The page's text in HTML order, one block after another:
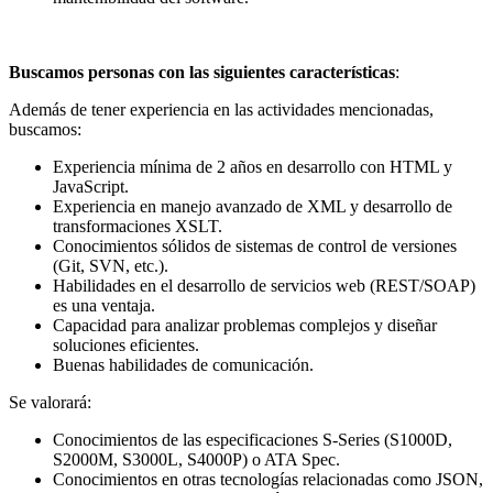
Buscamos personas con las siguientes características:
Además de tener experiencia en las actividades mencionadas,
buscamos:
Experiencia mínima de 2 años en desarrollo con HTML y
JavaScript.
Experiencia en manejo avanzado de XML y desarrollo de
transformaciones XSLT.
Conocimientos sólidos de sistemas de control de versiones
(Git, SVN, etc.).
Habilidades en el desarrollo de servicios web (REST/SOAP)
es una ventaja.
Capacidad para analizar problemas complejos y diseñar
soluciones eficientes.
Buenas habilidades de comunicación.
Se valorará:
Conocimientos de las especificaciones S-Series (S1000D,
S2000M, S3000L, S4000P) o ATA Spec.
Conocimientos en otras tecnologías relacionadas como JSON,